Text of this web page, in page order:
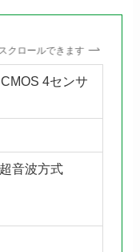
スクロールできます
4センサ
音波方式